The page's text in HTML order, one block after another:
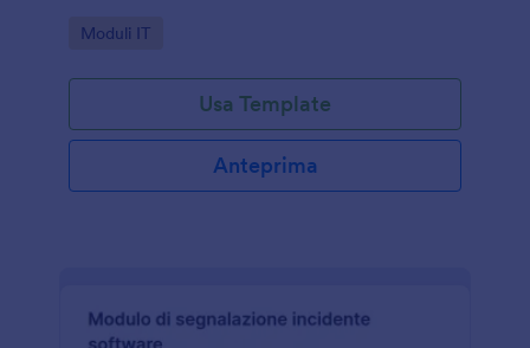
e azioni successive.
Go to Category:
Moduli IT
Usa Template
Anteprima